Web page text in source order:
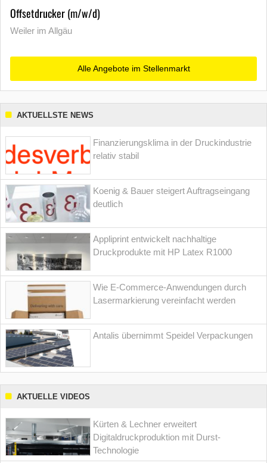
Offsetdrucker (m/w/d)
Weiler im Allgäu
Alle Angebote im Stellenmarkt
AKTUELLSTE NEWS
Finanzierungsklima in der Druckindustrie
relativ stabil
Koenig & Bauer steigert Auftragseingang
deutlich
Appliprint entwickelt nachhaltige
Druckprodukte mit HP Latex R1000
Wie E-Commerce-Anwendungen durch
Lasermarkierung vereinfacht werden
Antalis übernimmt Speidel Verpackungen
AKTUELLE VIDEOS
Kürten & Lechner erweitert
Digitaldruckproduktion mit Durst-
Technologie